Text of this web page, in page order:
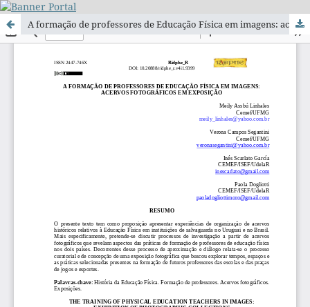
A formação de professores de Educação Física em imagens: acervos fotográficos em exposição